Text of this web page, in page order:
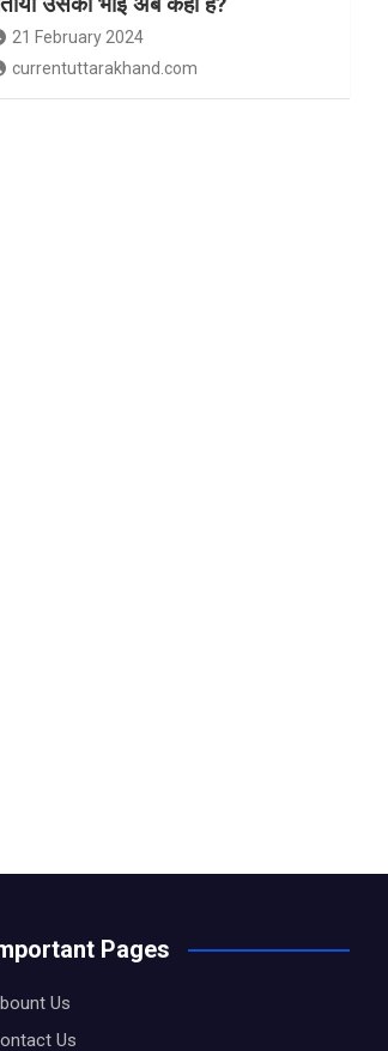
21 February 2024
currentuttarakhand.com
Pages
Us
Us